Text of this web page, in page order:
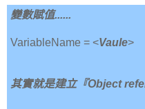
變數賦值......
VariableName = <Vaule
其實就是建立『Object